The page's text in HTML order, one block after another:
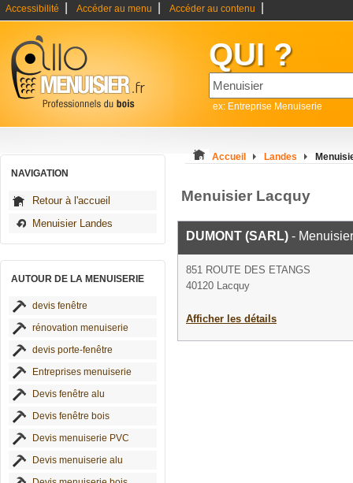
Accessibilité Accéder au menu Accéder au contenu
QUI ?
ex: Entreprise Menuiserie
NAVIGATION
Retour à l'accueil
Menuisier Landes
AUTOUR DE LA MENUISERIE
devis fenêtre
rénovation menuiserie
devis porte-fenêtre
Entreprises menuiserie
Devis fenêtre alu
Devis fenêtre bois
Devis menuiserie PVC
Devis menuiserie alu
Accueil Landes
Menuisier Lacquy
DUMONT (SARL) - Menuisier
851 ROUTE DES ETANGS
40120 Lacquy
Afficher les détails